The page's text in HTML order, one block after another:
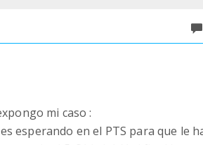
mi caso :
esperando en el PTS para que le